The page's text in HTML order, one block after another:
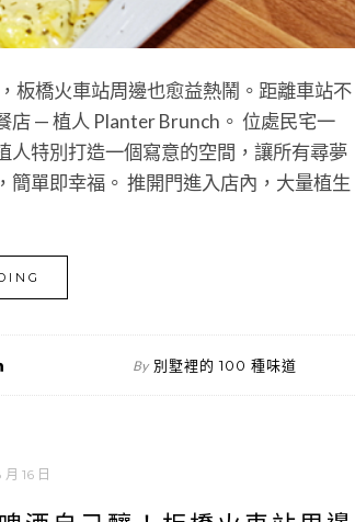
板橋火車站周邊也愈益熱鬧。距離車站不
店 — 植人 Planter Brunch。 位處民宅一
人特別打造一個寫意的空間，讓所有尋夢
單即幸福。 推開門進入店內，大量植生
By 別墅裡的 100 種味道
16 日